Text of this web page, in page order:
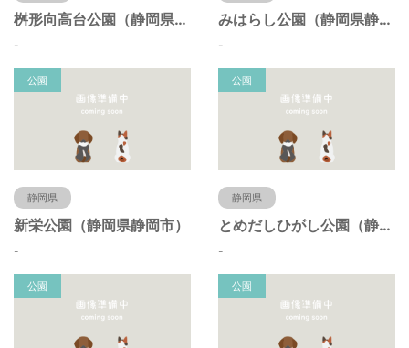
桝形向高台公園（静岡県静岡市）
-
みはらし公園（静岡県静岡市）
-
公園
静岡県
新栄公園（静岡県静岡市）
-
公園
静岡県
とめだしひがし公園（静岡県静岡市）
-
公園 公園